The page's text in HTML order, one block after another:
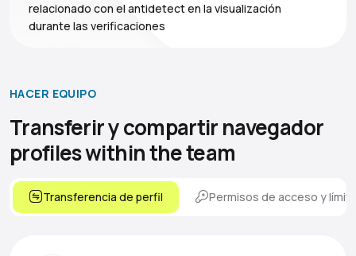
relacionado con el antidetect en la visualización
durante las verificaciones
HACER EQUIPO
Transferir y compartir navegador
profiles within the team
Transferencia de perfil Permisos de acceso y